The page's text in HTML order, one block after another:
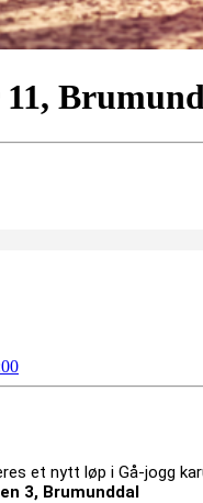
et nytt løp i Gå-jogg
3, Brumunddal